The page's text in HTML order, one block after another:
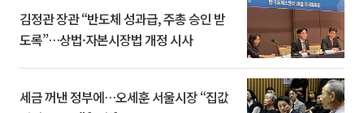
김정관 장관 “반도체 성과급, 주총 승인 받
도록”…상법·자본시장법 개정 시사
세금 꺼낸 정부에…오세훈 서울시장 “집값